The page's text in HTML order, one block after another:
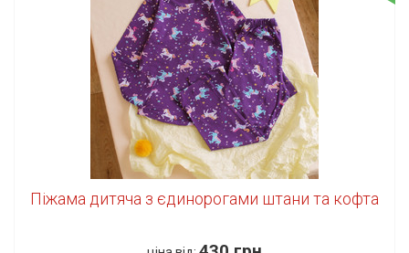
Піжама дитяча з єдинорогами штани та кофта